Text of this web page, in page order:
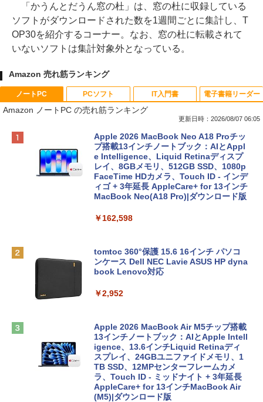
「かうんとだうん窓の杜」は、窓の杜に収録している
ソフトがダウンロードされた数を1週間ごとに集計し、T
OP30を紹介するコーナー。なお、窓の杜に転載されて
いないソフトは集計対象外となっている。
Amazon 売れ筋ランキング
ノートPC
Amazon ノートPC の売れ筋ランキング
更新日時：2026/08/07 06:05
Apple 2026 MacBook Neo A18 Proチッ
プ搭載13インチノートブック：AIとAppl
e Intelligence、Liquid Retinaディスプ
レイ、8GBメモリ、512GB SSD、1080p
FaceTime HDカメラ、Touch ID - インデ
ィゴ + 3年延長 AppleCare+ for 13インチ
MacBook Neo(A18 Pro)|ダウンロード版
￥162,598
tomtoc 360°保護 15.6 16インチ パソコ
ンケース Dell NEC Lavie ASUS HP dyna
book Lenovo対応
￥2,952
Apple 2026 MacBook Air M5チップ搭載
13インチノートブック：AIとApple Intell
igence、13.6インチLiquid Retinaディ
スプレイ、24GBユニファイドメモリ、1
TB SSD、12MPセンターフレームカメ
ラ、Touch ID - ミッドナイト + 3年延長
AppleCare+ for 13インチMacBook Air
(M5)|ダウンロード版
PCソフト IT入門書 電子書籍リーダー